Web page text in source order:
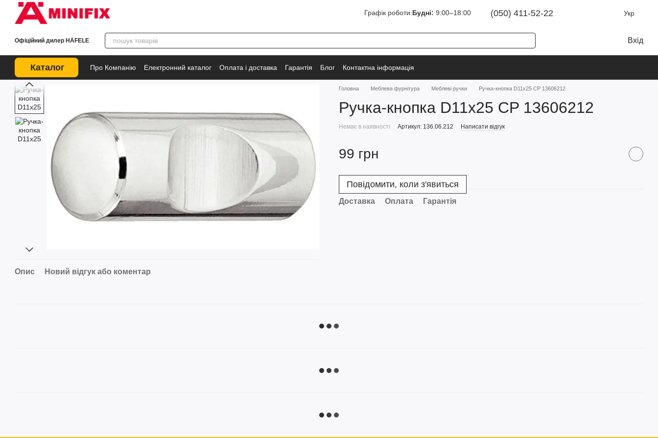
Перейти до основного контенту
Графік роботи:Будні: 9:00–18:00 (050) 411-52-22 Укр
Офіційний дилер HÄFELE Вхід
Каталог Про Компанію Електронний каталог Оплата і доставка Гарантія Блог Контактна інформація
Опис Новий відгук або коментар
Головна Меблева фурнітура Меблеві ручки Ручка-кнопка D11х25 CP 13606212
Ручка-кнопка D11х25 CP 13606212
Немає в наявності Артикул: 136.06.212 Написати відгук
99 грн
Повідомити, коли з'явиться
Доставка Оплата Гарантія